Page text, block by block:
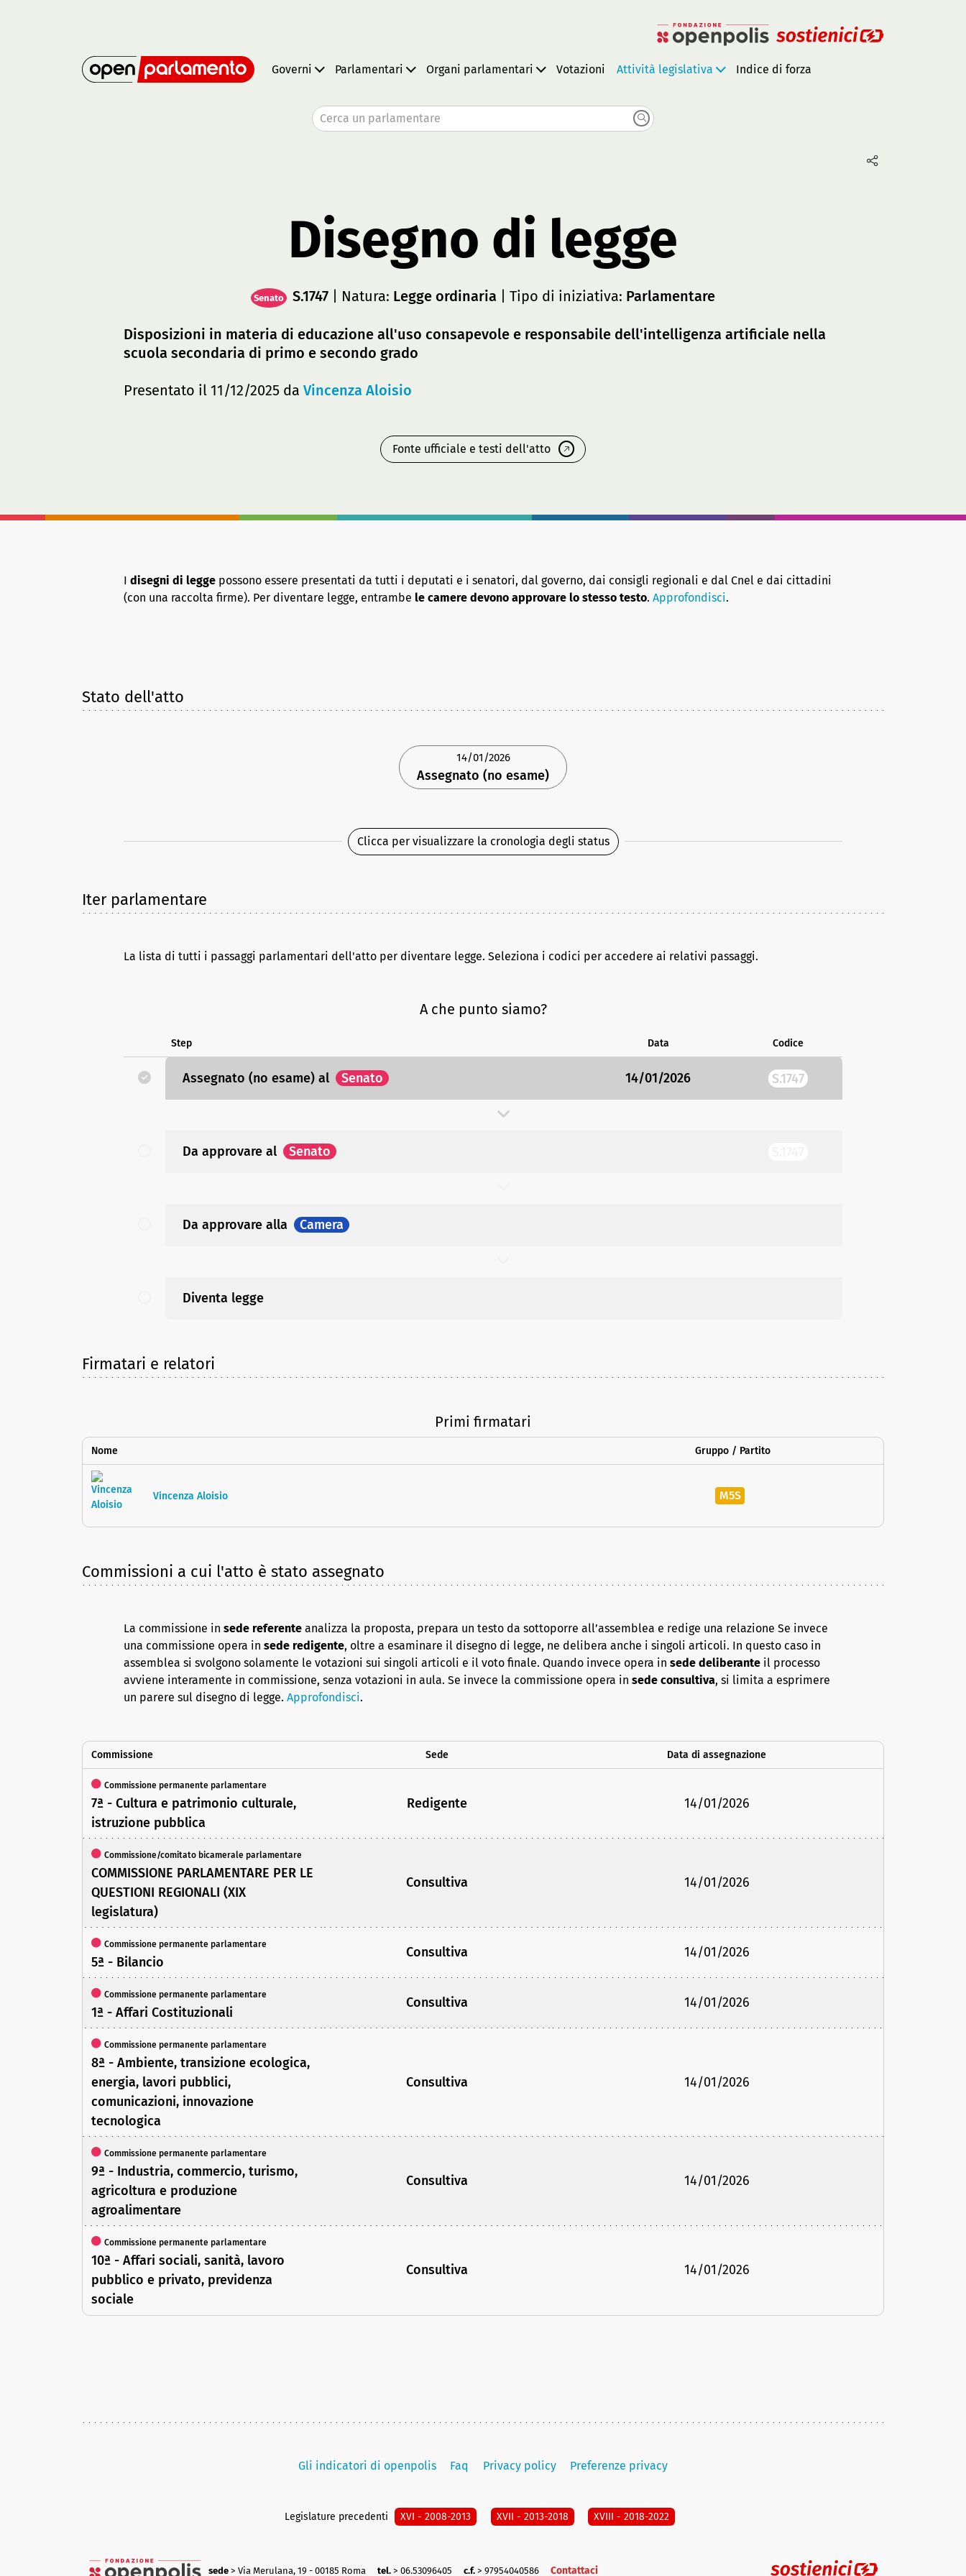
Governi Parlamentari Organi parlamentari Votazioni Attività legislativa Indice di forza
Cerca un parlamentare
Disegno di legge
Senato S.1747 | Natura: Legge ordinaria | Tipo di iniziativa: Parlamentare
Disposizioni in materia di educazione all'uso consapevole e responsabile dell'intelligenza artificiale nella
scuola secondaria di primo e secondo grado
Presentato il 11/12/2025 da Vincenza Aloisio
Fonte ufficiale e testi dell'atto
I disegni di legge possono essere presentati da tutti i deputati e i senatori, dal governo, dai consigli regionali e dal Cnel e dai cittadini
(con una raccolta firme). Per diventare legge, entrambe le camere devono approvare lo stesso testo. Approfondisci.
Stato dell'atto
14/01/2026
Assegnato (no esame)
Clicca per visualizzare la cronologia degli status
Iter parlamentare
La lista di tutti i passaggi parlamentari dell'atto per diventare legge. Seleziona i codici per accedere ai relativi passaggi.
A che punto siamo?
Step Data Codice
Assegnato (no esame) al Senato 14/01/2026 S.1747
Da approvare al Senato
Da approvare alla Camera
Diventa legge
Firmatari e relatori
Primi firmatari
Nome Gruppo / Partito
Vincenza Aloisio M5S
Commissioni a cui l'atto è stato assegnato
La commissione in sede referente analizza la proposta, prepara un testo da sottoporre all’assemblea e redige una relazione Se invece
una commissione opera in sede redigente, oltre a esaminare il disegno di legge, ne delibera anche i singoli articoli. In questo caso in
assemblea si svolgono solamente le votazioni sui singoli articoli e il voto finale. Quando invece opera in sede deliberante il processo
avviene interamente in commissione, senza votazioni in aula. Se invece la commissione opera in sede consultiva, si limita a esprimere
un parere sul disegno di legge. Approfondisci.
Commissione Sede Data di assegnazione
Commissione permanente parlamentare
7ª - Cultura e patrimonio culturale,
istruzione pubblica
Redigente 14/01/2026
Commissione/comitato bicamerale parlamentare
COMMISSIONE PARLAMENTARE PER LE
QUESTIONI REGIONALI (XIX
legislatura)
Consultiva 14/01/2026
Commissione permanente parlamentare
5ª - Bilancio
Consultiva 14/01/2026
Commissione permanente parlamentare
1ª - Affari Costituzionali
Consultiva 14/01/2026
Commissione permanente parlamentare
8ª - Ambiente, transizione ecologica,
energia, lavori pubblici,
comunicazioni, innovazione
tecnologica
Consultiva 14/01/2026
Commissione permanente parlamentare
9ª - Industria, commercio, turismo,
agricoltura e produzione
agroalimentare
Consultiva 14/01/2026
Commissione permanente parlamentare
10ª - Affari sociali, sanità, lavoro
pubblico e privato, previdenza
sociale
Consultiva 14/01/2026
Gli indicatori di openpolis Faq Privacy policy Preferenze privacy
Legislature precedenti XVI - 2008-2013 XVII - 2013-2018 XVIII - 2018-2022
sede > Via Merulana, 19 - 00185 Roma tel. > 06.53096405 c.f. > 97954040586 Contattaci